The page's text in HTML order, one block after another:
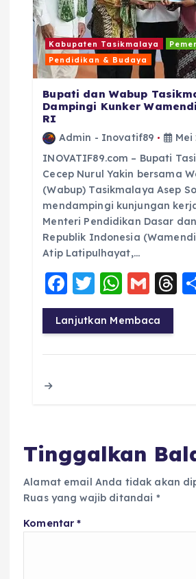
Kabupaten Tasikmalaya
Pendidikan & Budaya
Bupati dan Wabup
Dampingi Kunker
RI
Admin - Inovatif89
Mei
INOVATIF89.com – Bupati
Cecep Nurul Yakin bersama
(Wabup) Tasikmalaya Asep
mendampingi kunjungan
Menteri Pendidikan Dasar
Republik Indonesia
Atip Latipulhayat,…
F
a
c
e
T
w
it
te
W
h
a
ts
G
m
ai
l
T
a
Lanjutkan Membaca
Tinggalkan
Alamat email Anda tidak akan
Ruas yang wajib ditandai *
Komentar*